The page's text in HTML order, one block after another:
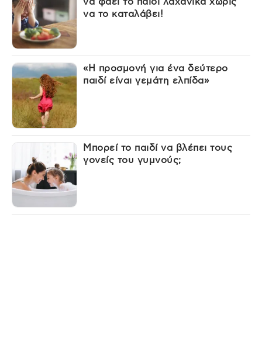
να το καταλάβει!
«Η προσμονή για ένα δεύτερο
παιδί είναι γεμάτη ελπίδα»
Μπορεί το παιδί να βλέπει τους
γονείς του γυμνούς;